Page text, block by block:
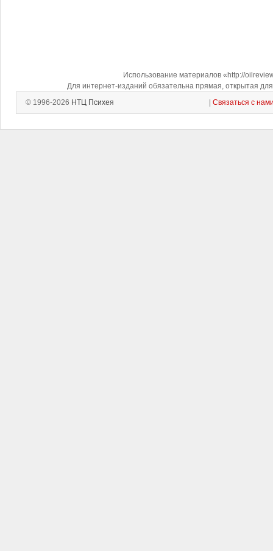
Использование материалов «http://
Для интернет-изданий обязательна прямая, открытая
© 1996-2026 НТЦ Психея Связаться с